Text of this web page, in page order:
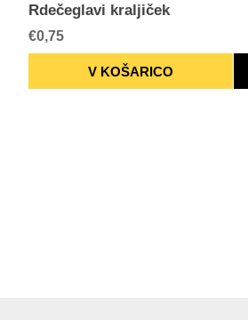
Rdečeglavi kraljiček
€0,75